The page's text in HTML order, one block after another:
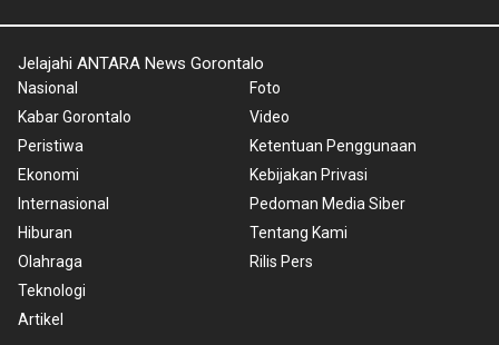
Jelajahi ANTARA News Gorontalo
Nasional
Kabar Gorontalo
Peristiwa
Ekonomi
Internasional
Hiburan
Olahraga
Teknologi
Artikel
Foto
Video
Ketentuan Penggunaan
Kebijakan Privasi
Pedoman Media Siber
Tentang Kami
Rilis Pers